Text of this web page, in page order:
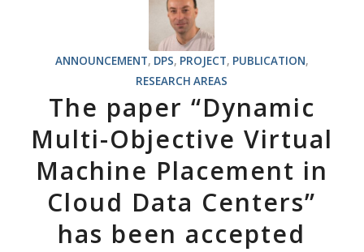
ANNOUNCEMENT, DPS, PROJECT, PUBLICATION,
RESEARCH AREAS
The paper “Dynamic
Multi-Objective Virtual
Machine Placement in
Cloud Data Centers”
has been accepted